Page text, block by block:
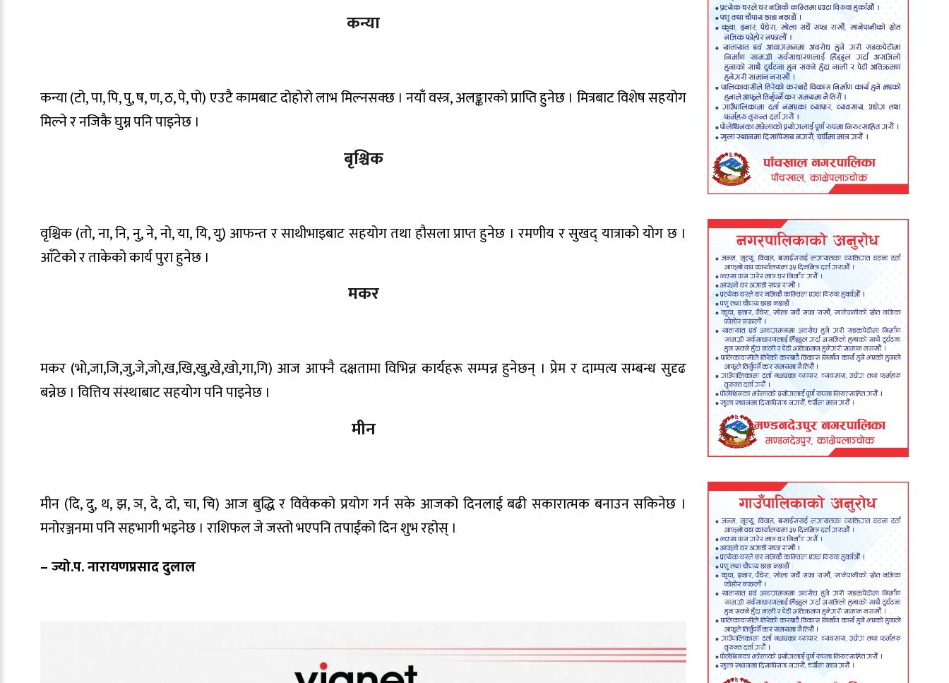
कन्या
कन्या (टो, पा, पि, पु, ष, ण, ठ, पे, पो) एउटै कामबाट दोहोरो लाभ मिल्नसक्छ । नयाँ वस्त्र, अलङ्कारको प्राप्ति हुनेछ । मित्रबाट विशेष सहयोग
मिल्ने र नजिकै घुम्न पनि पाइनेछ ।
बृश्चिक
वृश्चिक (तो, ना, नि, नु, ने, नो, या, यि, यु) आफन्त र साथीभाइबाट सहयोग तथा हौसला प्राप्त हुनेछ । रमणीय र सुखद् यात्राको योग छ ।
आँटेको र ताकेको कार्य पुरा हुनेछ ।
मकर
मकर (भो,जा,जि,जु,जे,जो,ख,खि,खु,खे,खो,गा,गि) आज आफ्नै दक्षतामा विभिन्न कार्यहरू सम्पन्न हुनेछन् । प्रेम र दाम्पत्य सम्बन्ध सुदृढ
बन्नेछ । वित्तिय संस्थाबाट सहयोग पनि पाइनेछ ।
मीन
मीन (दि, दु, थ, झ, ञ, दे, दो, चा, चि) आज बुद्धि र विवेकको प्रयोग गर्न सके आजको दिनलाई बढी सकारात्मक बनाउन सकिनेछ ।
मनोरञ्जनमा पनि सहभागी भइनेछ । राशिफल जे जस्तो भएपनि तपाईंको दिन शुभ रहोस् ।
– ज्यो.प. नारायणप्रसाद दुलाल